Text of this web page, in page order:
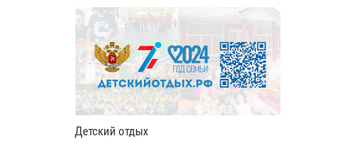
Детский отдых